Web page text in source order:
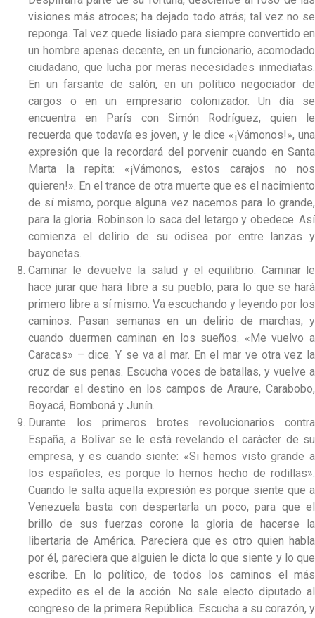
visiones más atroces; ha dejado todo atrás; tal vez no se
reponga. Tal vez quede lisiado para siempre convertido en
un hombre apenas decente, en un funcionario, acomodado
ciudadano, que lucha por meras necesidades inmediatas.
En un farsante de salón, en un político negociador de
cargos o en un empresario colonizador. Un día se
encuentra en París con Simón Rodríguez, quien le
recuerda que todavía es joven, y le dice «¡Vámonos!», una
expresión que la recordará del porvenir cuando en Santa
Marta la repita: «¡Vámonos, estos carajos no nos
quieren!». En el trance de otra muerte que es el nacimiento
de sí mismo, porque alguna vez nacemos para lo grande,
para la gloria. Robinson lo saca del letargo y obedece. Así
comienza el delirio de su odisea por entre lanzas y
bayonetas.
Caminar le devuelve la salud y el equilibrio. Caminar le
hace jurar que hará libre a su pueblo, para lo que se hará
primero libre a sí mismo. Va escuchando y leyendo por los
caminos. Pasan semanas en un delirio de marchas, y
cuando duermen caminan en los sueños. «Me vuelvo a
Caracas» – dice. Y se va al mar. En el mar ve otra vez la
cruz de sus penas. Escucha voces de batallas, y vuelve a
recordar el destino en los campos de Araure, Carabobo,
Boyacá, Bomboná y Junín.
Durante los primeros brotes revolucionarios contra
España, a Bolívar se le está revelando el carácter de su
empresa, y es cuando siente: «Si hemos visto grande a
los españoles, es porque lo hemos hecho de rodillas».
Cuando le salta aquella expresión es porque siente que a
Venezuela basta con despertarla un poco, para que el
brillo de sus fuerzas corone la gloria de hacerse la
libertaria de América. Pareciera que es otro quien habla
por él, pareciera que alguien le dicta lo que siente y lo que
escribe. En lo político, de todos los caminos el más
expedito es el de la acción. No sale electo diputado al
congreso de la primera República. Escucha a su corazón, y